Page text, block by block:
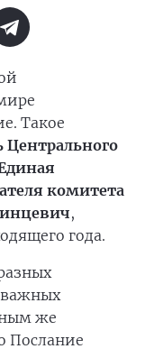
Такое
Центрального
комитета
,
года.
же
Послание